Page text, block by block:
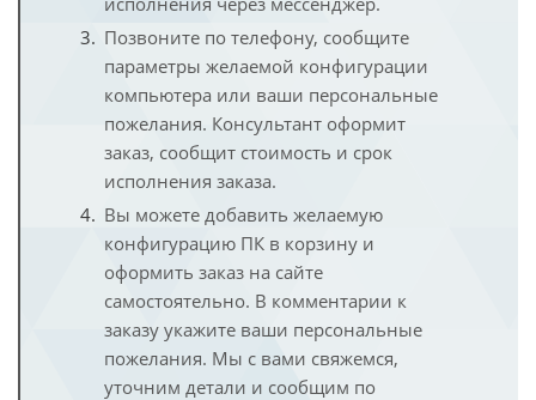
Позвоните по телефону, сообщите
параметры желаемой конфигурации
компьютера или ваши персональные
пожелания. Консультант оформит
заказ, сообщит стоимость и срок
исполнения заказа.
Вы можете добавить желаемую
конфигурацию ПК в корзину и
оформить заказ на сайте
самостоятельно. В комментарии к
заказу укажите ваши персональные
пожелания. Мы с вами свяжемся,
уточним детали и сообщим по